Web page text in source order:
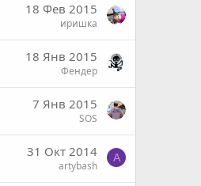
18 Фев 2015
иришка
18 Янв 2015
Фендер
7 Янв 2015
SOS
31 Окт 2014
artybash
A